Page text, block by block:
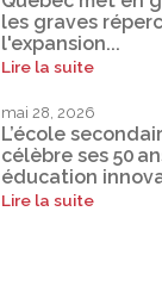
les graves
l'expansion...
Lire la suite
mai 28, 2026
L’école
célèbre ses 50
éducation
Lire la suite